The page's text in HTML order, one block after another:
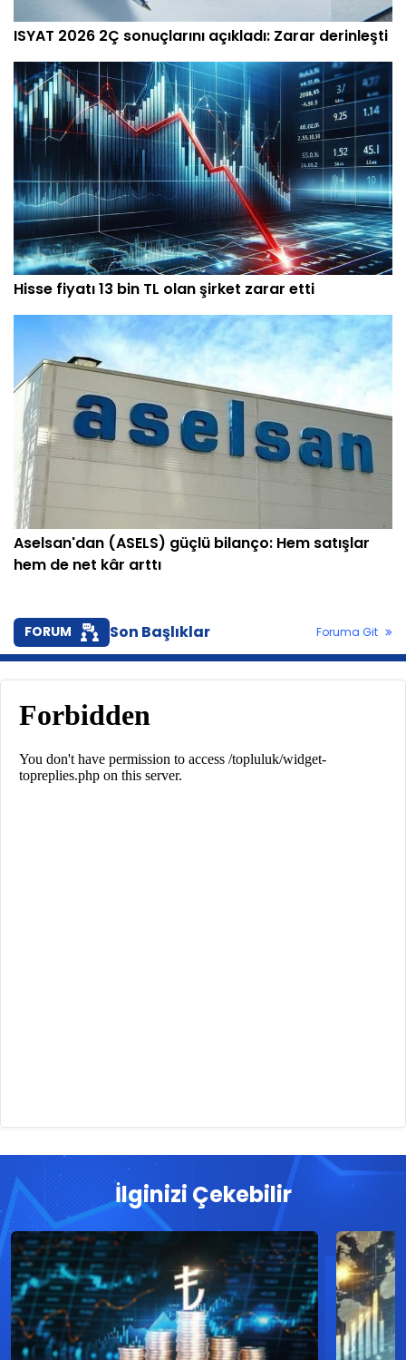
ISYAT 2026 2Ç sonuçlarını açıkladı: Zarar derinleşti
Hisse fiyatı 13 bin TL olan şirket zarar etti
Aselsan'dan (ASELS) güçlü bilanço: Hem satışlar
hem de net kâr arttı
FORUM Son Başlıklar Foruma Git
İlginizi Çekebilir